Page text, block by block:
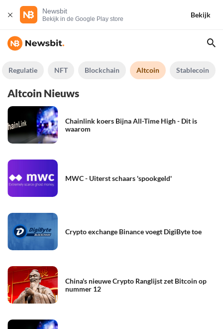
Newsbit
Bekijk in de Google Play store
Bekijk
Regulatie NFT Blockchain Altcoin Stablecoin
Altcoin Nieuws
Chainlink koers Bijna All-Time High - Dit is
waarom
MWC - Uiterst schaars 'spookgeld'
Crypto exchange Binance voegt DigiByte toe
China's nieuwe Crypto Ranglijst zet Bitcoin op
nummer 12